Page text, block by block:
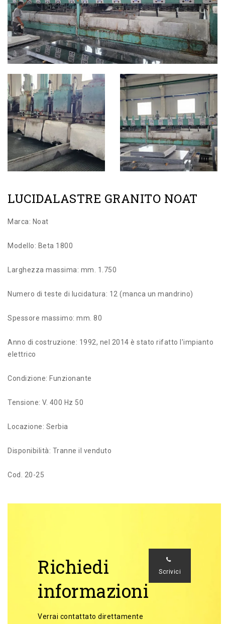
LUCIDALASTRE GRANITO NOAT
Marca: Noat
Modello: Beta 1800
Larghezza massima: mm. 1.750
Numero di teste di lucidatura: 12 (manca un mandrino)
Spessore massimo: mm. 80
Anno di costruzione: 1992, nel 2014 è stato rifatto l'impianto
elettrico
Condizione: Funzionante
Tensione: V. 400 Hz 50
Locazione: Serbia
Disponibilità: Tranne il venduto
Cod. 20-25
Richiedi
informazioni
Verrai contattato direttamente
Scrivici